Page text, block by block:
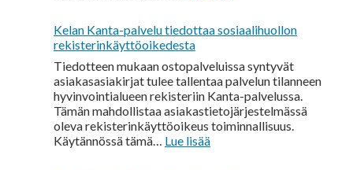
-
31.8.2022
Kelan Kanta-palvelu tiedottaa sosiaalihuollon
rekisterinkäyttöoikedesta
Tiedotteen mukaan ostopalveluissa syntyvät
asiakasasiakirjat tulee tallentaa palvelun tilanneen
hyvinvointialueen rekisteriin Kanta-palvelussa.
Tämän mahdollistaa asiakastietojärjestelmässä
oleva rekisterinkäyttöoikeus toiminnallisuus.
Käytännössä tämä… Lue lisää: